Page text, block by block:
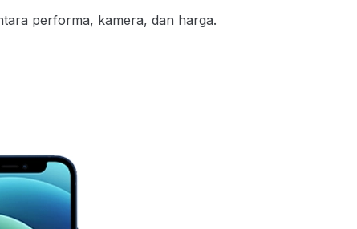
performa, kamera, dan harga.